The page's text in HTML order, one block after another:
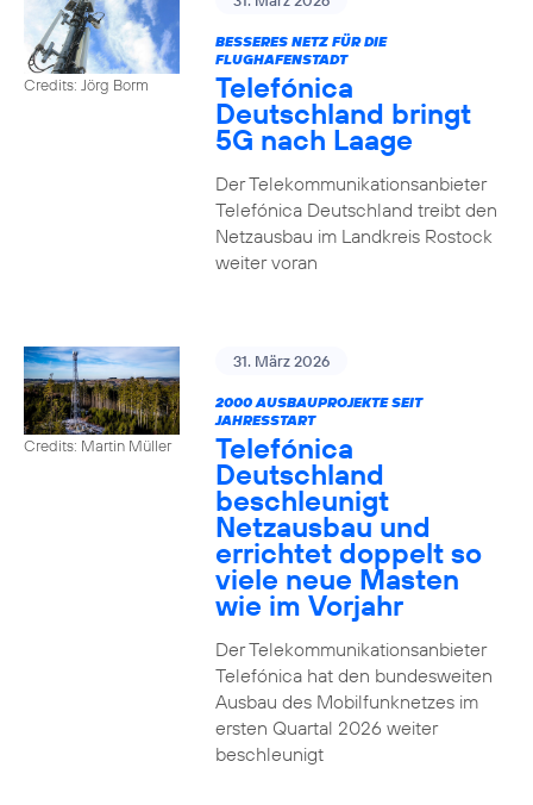
Credits: Jörg Borm
BESSERES NETZ FÜR DIE
FLUGHAFENSTADT
Telefónica
Deutschland bringt
5G nach Laage
Der Telekommunikationsanbieter
Telefónica Deutschland treibt den
Netzausbau im Landkreis Rostock
weiter voran
Credits: Martin Müller
31. März 2026
2000 AUSBAUPROJEKTE SEIT
JAHRESSTART
Telefónica
Deutschland
beschleunigt
Netzausbau und
errichtet doppelt so
viele neue Masten
wie im Vorjahr
Der Telekommunikationsanbieter
Telefónica hat den bundesweiten
Ausbau des Mobilfunknetzes im
ersten Quartal 2026 weiter
beschleunigt